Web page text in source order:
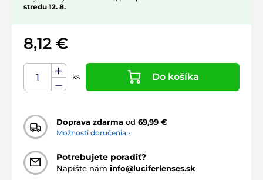
stredu 12. 8.
8,12 €
ks Do košíka
Doprava zdarma od 69,99 €
Možnosti doručenia ›
Potrebujete poradiť?
Napíšte nám info@luciferlenses.sk